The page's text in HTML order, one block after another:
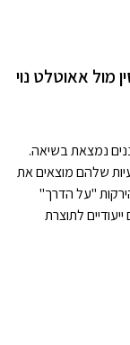
מול אאוטלט נוי
נמצאת בשיאה.
שלהם מוצאים את
"על הדרך"
לתוצרת